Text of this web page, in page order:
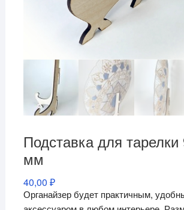
Подставка для тарелки
мм
40,00 ₽
Органайзер будет практичным,